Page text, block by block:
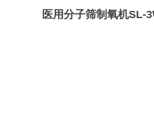
医用分子筛制氧机SL-